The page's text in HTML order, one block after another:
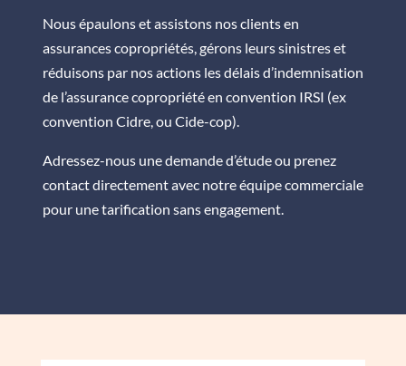
Nous épaulons et assistons nos clients en
assurances copropriétés, gérons leurs sinistres et
réduisons par nos actions les délais d’indemnisation
de l’assurance copropriété en convention IRSI (ex
convention Cidre, ou Cide-cop).
Adressez-nous une demande d’étude ou prenez
contact directement avec notre équipe commerciale
pour une tarification sans engagement.